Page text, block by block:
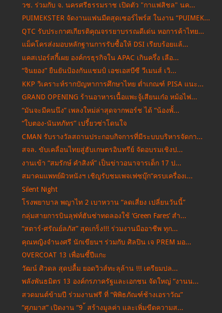
วช. ร่วมกับ จ. นครศรีธรรมราช เปิดตัว "กาแฟสิชล" นค...
PUIMEKSTER จัดงานแฟนมีตสุดเซอร์ไพร์ส ในงาน “PUIMEK...
QTC รับประกาศเกียรติคุณจรรยาบรรณดีเด่น หอการค้าไทย...
แม็คโครส่งมอบหลักฐานการรับซื้อให้ DSI เรียบร้อยแล้...
แคสเปอร์สกี้เผย องค์กรธุรกิจใน APAC เกินครึ่ง เลือ...
“จินยอง” ยืนยันป้องกันแชมป์ เอชเอสบีซี วีเมนส์ เวิ...
KKP วิเคราะห์รากปัญหาการศึกษาไทย ต่ำเกณฑ์ PISA แนะ...
GRAND OPENING ร้านอาหารเนื้อแพะจู้เสียนเก๋อ หม้อไฟ...
“มันจะมีคนนึง” เพลงใหม่ล่าสุดจากพอร์ช ได้ “น้องพั้...
“ใบตอง-นันทภัทร” เปรี้ยวซ่าโดนใจ
CMAN รับรางวัลสถานประกอบกิจการที่มีระบบบริหารจัดกา...
สจล. ขับเคลื่อนไทยสู่ฮับเกษตรอินทรีย์ จัดอบรมเชิงป...
งานเข้า “สมรักษ์ คําสิงห์” เป็นข่าวอนาจารเด็ก 17 ป...
สมาคมแพทย์ผิวหนังฯ เชิญรับชมเพจเฟซบุ๊ก“ครบเครื่องเ...
Silent Night
โรงพยาบาล พญาไท 2 เบาหวาน “ลดเสี่ยง เปลี่ยนวันนี้”
กลุ่มสายการบินลุฟท์ฮันซ่าทดลองใช้ ‘Green Fares’ สำ...
“สตาร์-ศรัณย์ลภัส” สุดเกร็ง!!! ร่วมงานมืออาชีพ ทุก...
คุณหญิงจำนงศรี นักเขียนฯ ร่วมกับ ศิลปิน เจ PREM มอ...
OVERCOAT 13 เพื่อนซี้ปีแกะ
วัฒน์ ศิวดล สุดปลื้ม ยอดวิวส์ทะลุล้าน !!! เตรียมปล...
พลังพันธมิตร 13 องค์กรภาครัฐและเอกชน จัดใหญ่ “งานน...
สวดมนต์ข้ามปี ร่วมงานฟรี ที่ “พิพิธภัณฑ์ช้างเอราวัณ”
“ศุภมาส” เปิดงาน “9 ้ สร้างมูลค่า และเพิ่มขีดความส...